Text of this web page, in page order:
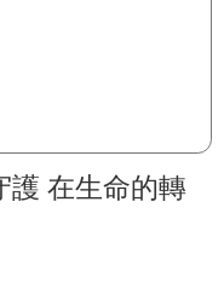
護 在生命的轉